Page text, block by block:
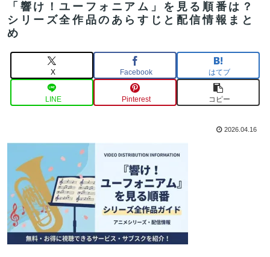
「響け！ユーフォニアム」を見る順番は？
シリーズ全作品のあらすじと配信情報まと
め
X Facebook はてブ
LINE Pinterest コピー
2026.04.16